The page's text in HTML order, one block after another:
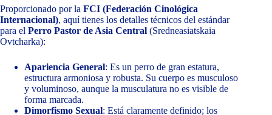
Proporcionado por la FCI (Federación Cinológica
Internacional), aquí tienes los detalles técnicos del estándar
para el Perro Pastor de Asia Central (Sredneasiatskaia
Ovtcharka):
Apariencia General: Es un perro de gran estatura,
estructura armoniosa y robusta. Su cuerpo es musculoso
y voluminoso, aunque la musculatura no es visible de
forma marcada.
Dimorfismo Sexual: Está claramente definido; los